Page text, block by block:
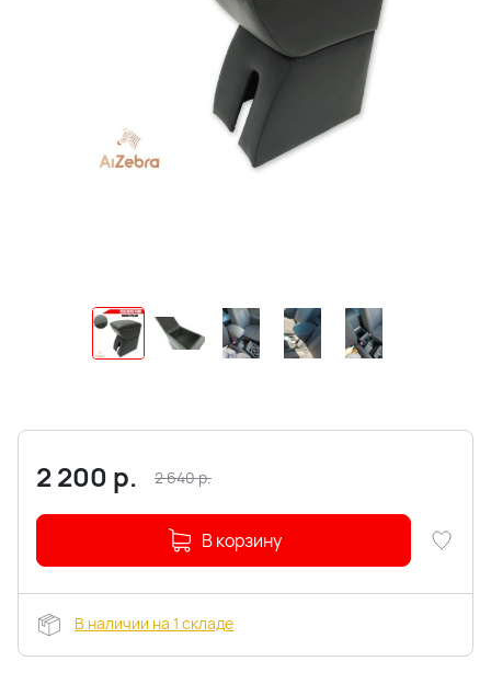
2 200 р. 2 640р.
В корзину
В наличии на 1 складе